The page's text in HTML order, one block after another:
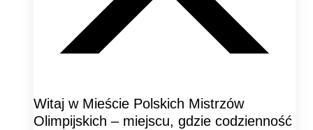
Witaj w Mieście Polskich Mistrzów
Olimpijskich – miejscu, gdzie codzienność